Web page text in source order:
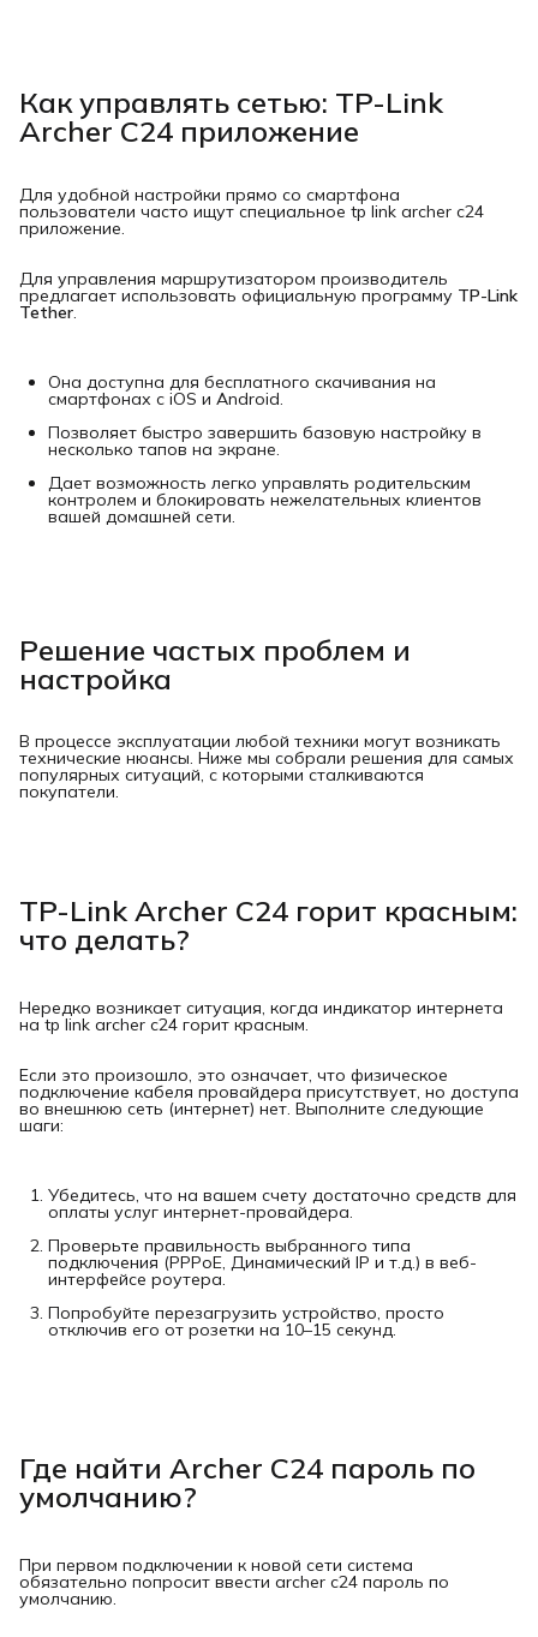
Как управлять сетью: TP-Link
Archer C24 приложение
Для удобной настройки прямо со смартфона
пользователи часто ищут специальное tp link archer c24
приложение.
Для управления маршрутизатором производитель
предлагает использовать официальную программу TP-Link
Tether.
Она доступна для бесплатного скачивания на
смартфонах с iOS и Android.
Позволяет быстро завершить базовую настройку в
несколько тапов на экране.
Дает возможность легко управлять родительским
контролем и блокировать нежелательных клиентов
вашей домашней сети.
Решение частых проблем и
настройка
В процессе эксплуатации любой техники могут возникать
технические нюансы. Ниже мы собрали решения для самых
популярных ситуаций, с которыми сталкиваются
покупатели.
TP-Link Archer C24 горит красным:
что делать?
Нередко возникает ситуация, когда индикатор интернета
на tp link archer c24 горит красным.
Если это произошло, это означает, что физическое
подключение кабеля провайдера присутствует, но доступа
во внешнюю сеть (интернет) нет. Выполните следующие
шаги:
Убедитесь, что на вашем счету достаточно средств для
оплаты услуг интернет-провайдера.
Проверьте правильность выбранного типа
подключения (PPPoE, Динамический IP и т.д.) в веб-
интерфейсе роутера.
Попробуйте перезагрузить устройство, просто
отключив его от розетки на 10–15 секунд.
Где найти Archer C24 пароль по
умолчанию?
При первом подключении к новой сети система
обязательно попросит ввести archer c24 пароль по
умолчанию.